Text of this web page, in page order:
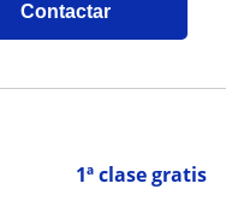
Contactar
1ª clase gratis